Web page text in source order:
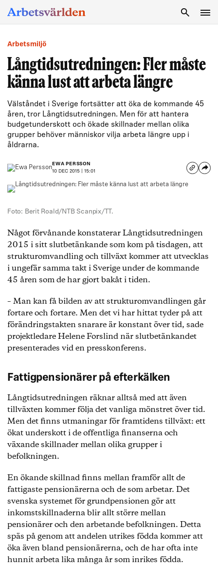
Arbetsmiljö
Långtidsutredningen: Fler måste
känna lust att arbeta längre
Välståndet i Sverige fortsätter att öka de kommande 45
åren, tror Långtidsutredningen. Men för att hantera
budgetunderskott och ökade skillnader mellan olika
grupper behöver människor vilja arbeta längre upp i
åldrarna.
EWA PERSSON
10 DEC 2015 | 15:01
Foto: Berit Roald/NTB Scanpix/TT.
Något förvånande konstaterar Långtidsutredningen
2015 i sitt slutbetänkande som kom på tisdagen, att
strukturomvandling och tillväxt kommer att utvecklas
i ungefär samma takt i Sverige under de kommande
45 åren som de har gjort bakåt i tiden.
– Man kan få bilden av att strukturomvandlingen går
fortare och fortare. Men det vi har hittat tyder på att
förändringstakten snarare är konstant över tid, sade
projektledare Helene Forslind när slutbetänkandet
presenterades vid en presskonferens.
Fattigpensionärer på efterkälken
Långtidsutredningen räknar alltså med att även
tillväxten kommer följa det vanliga mönstret över tid.
Men det finns utmaningar för framtidens tillväxt: ett
ökat underskott i de offentliga finanserna och
växande skillnader mellan olika grupper i
befolkningen.
En ökande skillnad finns mellan framför allt de
fattigaste pensionärerna och de som arbetar. Det
svenska systemet för grundpensionen gör att
inkomstskillnaderna blir allt större mellan
pensionärer och den arbetande befolkningen. Detta
späs på genom att andelen utrikes födda kommer att
öka även bland pensionärerna, och de har ofta inte
hunnit arbeta lika många år som inrikes födda.